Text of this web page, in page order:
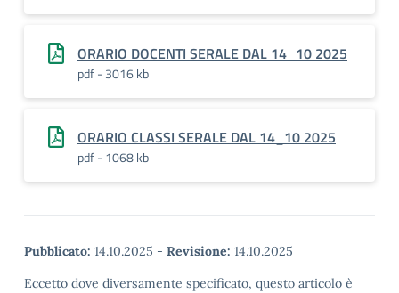
ORARIO DOCENTI SERALE DAL 14_10 2025
pdf - 3016 kb
ORARIO CLASSI SERALE DAL 14_10 2025
pdf - 1068 kb
Pubblicato: 14.10.2025 - Revisione: 14.10.2025
Eccetto dove diversamente specificato, questo articolo è